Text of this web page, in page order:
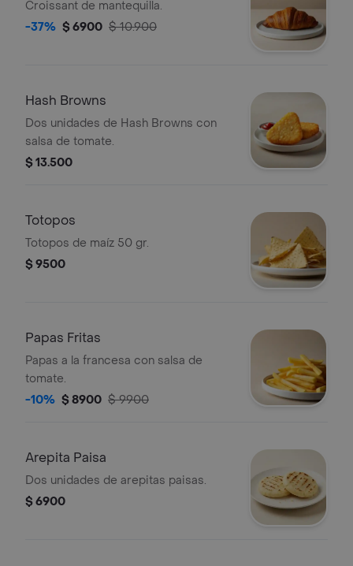
Croissant de mantequilla.
-37% $ 6900 $ 10.900
Hash Browns
Dos unidades de Hash Browns con
salsa de tomate.
$ 13.500
Totopos
Totopos de maíz 50 gr.
$ 9500
Papas Fritas
Papas a la francesa con salsa de
tomate.
-10% $ 8900 $ 9900
Arepita Paisa
Dos unidades de arepitas paisas.
$ 6900